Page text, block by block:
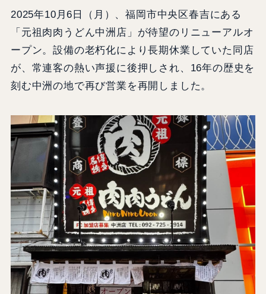
2025年10月6日（月）、福岡市中央区春吉にある
「元祖肉肉うどん中洲店」が待望のリニューアルオ
ープン。設備の老朽化により長期休業していた同店
が、常連客の熱い声援に後押しされ、16年の歴史を
刻む中洲の地で再び営業を再開しました。